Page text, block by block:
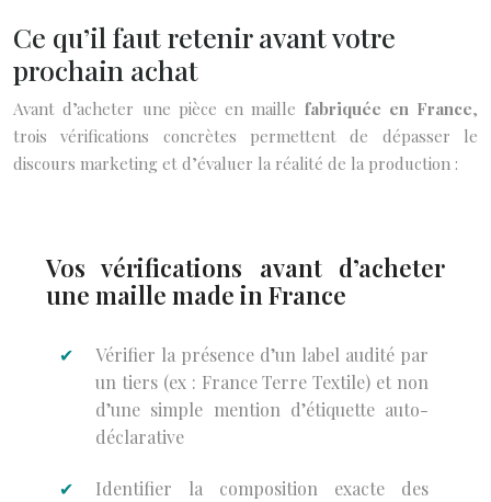
Ce qu’il faut retenir avant votre
prochain achat
Avant d’acheter une pièce en maille fabriquée en France,
trois vérifications concrètes permettent de dépasser le
discours marketing et d’évaluer la réalité de la production :
Vos vérifications avant d’acheter
une maille made in France
Vérifier la présence d’un label audité par
un tiers (ex : France Terre Textile) et non
d’une simple mention d’étiquette auto-
déclarative
Identifier la composition exacte des